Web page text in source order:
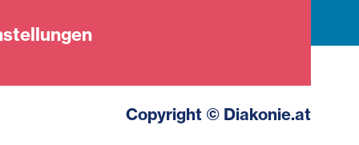
Copyright © Diakonie.at